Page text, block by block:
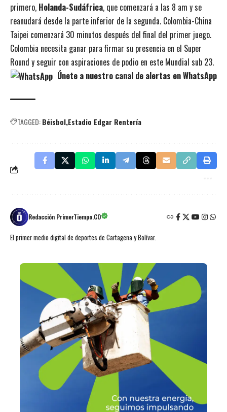
primero, Holanda-Sudáfrica, que comenzará a las 8 am y se
reanudará desde la parte inferior de la segunda. Colombia-China
Taipei comenzará 30 minutos después del final del primer juego.
Colombia necesita ganar para firmar su presencia en el Super
Round y seguir con aspiraciones de podio en este Mundial sub 23.
Únete a nuestro canal de alertas en WhatsApp
TAGGED:Béisbol Estadio Edgar Rentería
Redacción PrimerTiempo.CO
El primer medio digital de deportes de Cartagena y Bolívar.